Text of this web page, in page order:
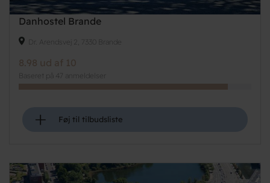
Danhostel Brande
Dr. Arendsvej 2, 7330 Brande
8.98 ud af 10
Baseret på 47 anmeldelser
+ Føj til tilbudsliste